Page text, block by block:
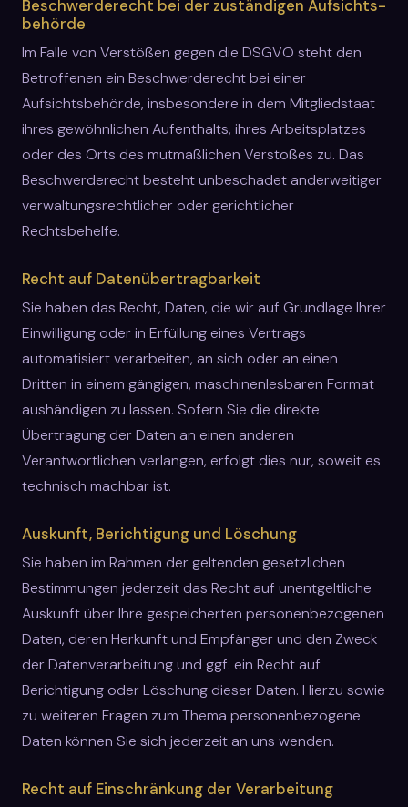
Beschwerde­recht bei der zuständigen Aufsichts­
behörde
Im Falle von Verstößen gegen die DSGVO steht den
Betroffenen ein Beschwerderecht bei einer
Aufsichtsbehörde, insbesondere in dem Mitgliedstaat
ihres gewöhnlichen Aufenthalts, ihres Arbeitsplatzes
oder des Orts des mutmaßlichen Verstoßes zu. Das
Beschwerderecht besteht unbeschadet anderweitiger
verwaltungsrechtlicher oder gerichtlicher
Rechtsbehelfe.
Recht auf Daten­übertrag­barkeit
Sie haben das Recht, Daten, die wir auf Grundlage Ihrer
Einwilligung oder in Erfüllung eines Vertrags
automatisiert verarbeiten, an sich oder an einen
Dritten in einem gängigen, maschinenlesbaren Format
aushändigen zu lassen. Sofern Sie die direkte
Übertragung der Daten an einen anderen
Verantwortlichen verlangen, erfolgt dies nur, soweit es
technisch machbar ist.
Auskunft, Berichtigung und Löschung
Sie haben im Rahmen der geltenden gesetzlichen
Bestimmungen jederzeit das Recht auf unentgeltliche
Auskunft über Ihre gespeicherten personenbezogenen
Daten, deren Herkunft und Empfänger und den Zweck
der Datenverarbeitung und ggf. ein Recht auf
Berichtigung oder Löschung dieser Daten. Hierzu sowie
zu weiteren Fragen zum Thema personenbezogene
Daten können Sie sich jederzeit an uns wenden.
Recht auf Einschränkung der Verarbeitung